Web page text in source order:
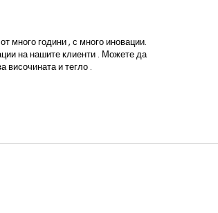
много години , с много иновации.
на нашите клиенти . Можете да
височината и тегло .